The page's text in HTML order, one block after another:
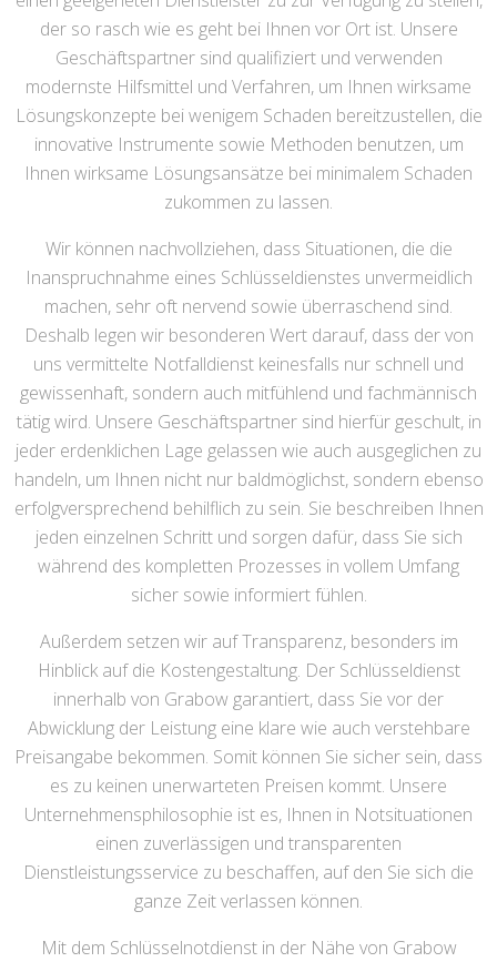
der so rasch wie es geht bei Ihnen vor Ort ist. Unsere
Geschäftspartner sind qualifiziert und verwenden
modernste Hilfsmittel und Verfahren, um Ihnen wirksame
Lösungskonzepte bei wenigem Schaden bereitzustellen, die
innovative Instrumente sowie Methoden benutzen, um
Ihnen wirksame Lösungsansätze bei minimalem Schaden
zukommen zu lassen.
Wir können nachvollziehen, dass Situationen, die die
Inanspruchnahme eines Schlüsseldienstes unvermeidlich
machen, sehr oft nervend sowie überraschend sind.
Deshalb legen wir besonderen Wert darauf, dass der von
uns vermittelte Notfalldienst keinesfalls nur schnell und
gewissenhaft, sondern auch mitfühlend und fachmännisch
tätig wird. Unsere Geschäftspartner sind hierfür geschult, in
jeder erdenklichen Lage gelassen wie auch ausgeglichen zu
handeln, um Ihnen nicht nur baldmöglichst, sondern ebenso
erfolgversprechend behilflich zu sein. Sie beschreiben Ihnen
jeden einzelnen Schritt und sorgen dafür, dass Sie sich
während des kompletten Prozesses in vollem Umfang
sicher sowie informiert fühlen.
Außerdem setzen wir auf Transparenz, besonders im
Hinblick auf die Kostengestaltung. Der Schlüsseldienst
innerhalb von Grabow garantiert, dass Sie vor der
Abwicklung der Leistung eine klare wie auch verstehbare
Preisangabe bekommen. Somit können Sie sicher sein, dass
es zu keinen unerwarteten Preisen kommt. Unsere
Unternehmensphilosophie ist es, Ihnen in Notsituationen
einen zuverlässigen und transparenten
Dienstleistungsservice zu beschaffen, auf den Sie sich die
ganze Zeit verlassen können.
Mit dem Schlüsselnotdienst in der Nähe von Grabow